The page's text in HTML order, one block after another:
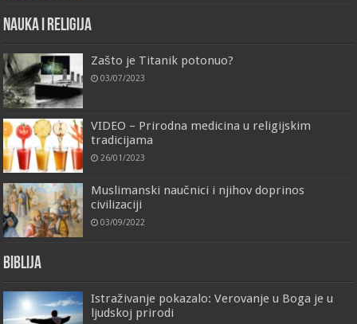
Nauka i religija
Zašto je Titanik potonuo?
03/07/2023
VIDEO – Prirodna medicina u religijskim
tradicijama
26/01/2023
Muslimanski naučnici i njihov doprinos
civilizaciji
03/09/2022
Biblija
Istraživanje pokazalo: Verovanje u Boga je u
ljudskoj prirodi